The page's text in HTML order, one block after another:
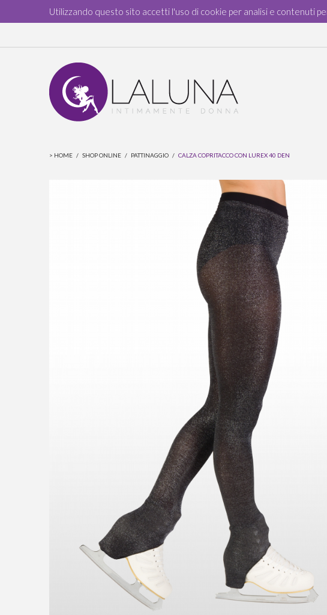
Utilizzando questo sito accetti l'uso di cookie per analisi e contenuti
> HOME / SHOP ONLINE / PATTINAGGIO / CALZA COPRITACCO CON LUREX 40 DEN